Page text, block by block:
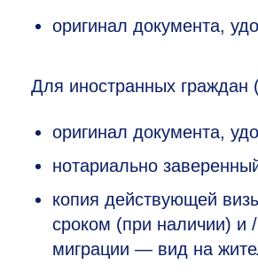
оригинал документа,
Для иностранных граждан
оригинал документа,
нотариально
копия действующей
сроком (при наличии)
миграции — вид на